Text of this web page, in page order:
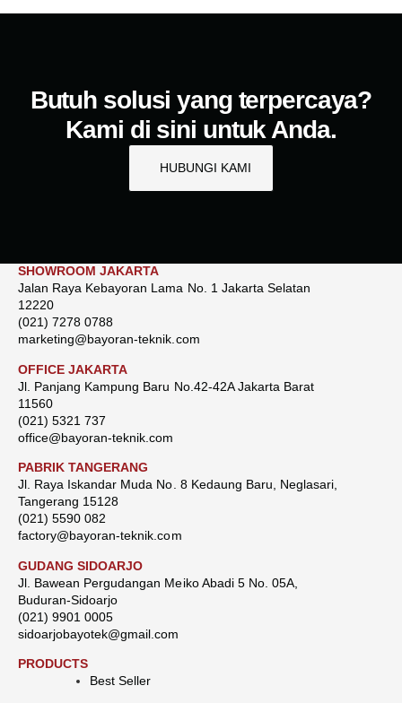
Butuh solusi yang terpercaya?
Kami di sini untuk Anda.
HUBUNGI KAMI
SHOWROOM JAKARTA
Jalan Raya Kebayoran Lama No. 1 Jakarta Selatan
12220
(021) 7278 0788
marketing@bayoran-teknik.com
OFFICE JAKARTA
Jl. Panjang Kampung Baru No.42-42A Jakarta Barat
11560
(021) 5321 737
office@bayoran-teknik.com
PABRIK TANGERANG
Jl. Raya Iskandar Muda No. 8 Kedaung Baru, Neglasari,
Tangerang 15128
(021) 5590 082
factory@bayoran-teknik.com
GUDANG SIDOARJO
Jl. Bawean Pergudangan Meiko Abadi 5 No. 05A,
Buduran-Sidoarjo
(021) 9901 0005
sidoarjobayotek@gmail.com
PRODUCTS
Best Seller